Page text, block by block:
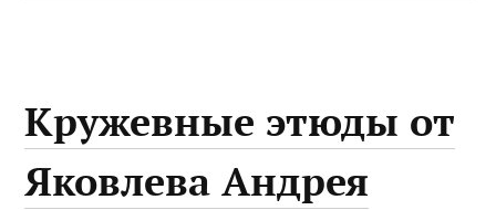
Кружевные этюды от
Яковлева Андрея